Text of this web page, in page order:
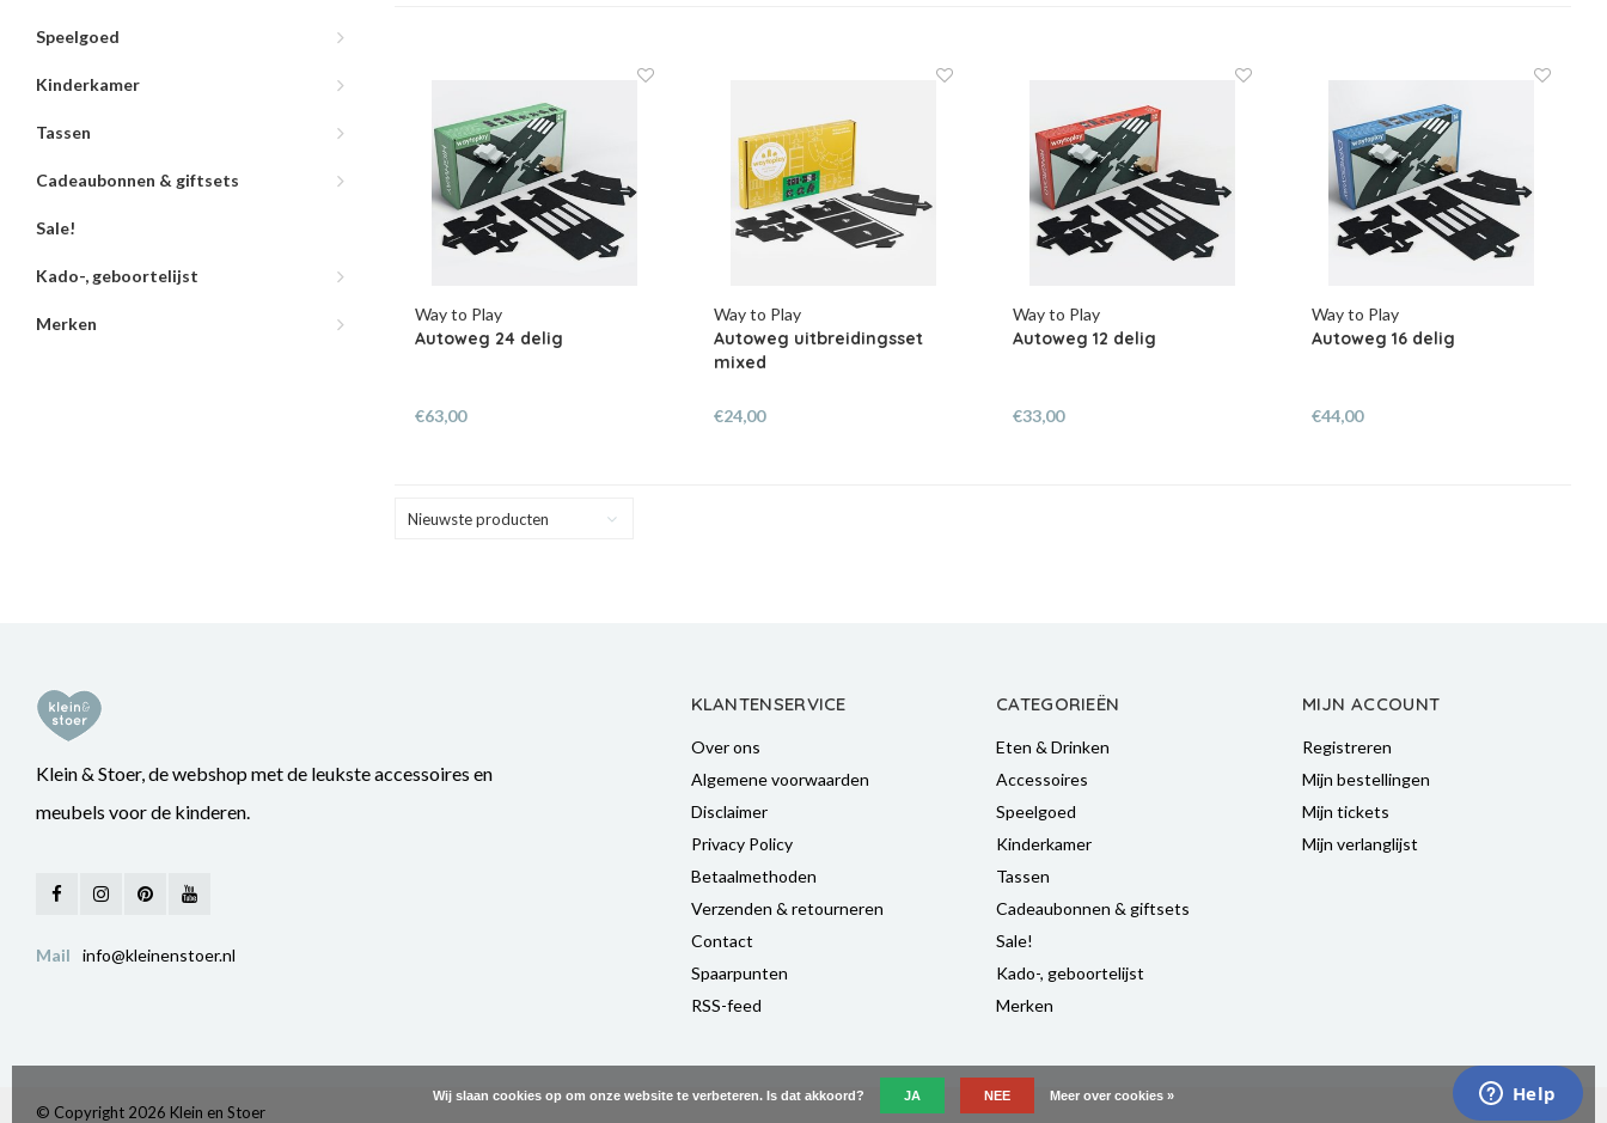
Speelgoed
Kinderkamer
Tassen
Cadeaubonnen & giftsets
Sale!
Kado-, geboortelijst
Merken Way to Play
Autoweg 24 delig
€63,00
Way to Play
Autoweg uitbreidingsset
mixed
€24,00
Way to Play
Autoweg 12 delig
€33,00
Way to Play
Autoweg 16 delig
€44,00
Nieuwste producten
Klein & Stoer, de webshop met de leukste accessoires en
meubels voor de kinderen.
Mail info@kleinenstoer.nl
KLANTENSERVICE
Over ons
Algemene voorwaarden
Disclaimer
Privacy Policy
Betaalmethoden
Verzenden & retourneren
Contact
Spaarpunten
RSS-feed
CATEGORIEËN
Eten & Drinken
Accessoires
Speelgoed
Kinderkamer
Tassen
Cadeaubonnen & giftsets
Sale!
Kado-, geboortelijst
Merken
MIJN ACCOUNT
Registreren
Mijn bestellingen
Mijn tickets
Mijn verlanglijst
© Copyright 2026 Klein en Stoer
Wij slaan cookies op om onze website te verbeteren. Is dat akkoord? JA NEE Meer over cookies »